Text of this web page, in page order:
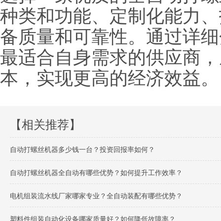
种类和功能、定制化能力
备质量和可靠性。通过详
最适合自身需求的供应商
本，实现更高的经济效益。
【相关推荐】
自动打螺丝机器多少钱一台？投资回报率如何？
自动打螺丝机器全自动有哪些优势？如何提升工作效率？
电机组装流水线厂家哪家专业？全自动装配有哪些优势？
塑料件组装自动化设备哪家质量好？如何降低故障率？